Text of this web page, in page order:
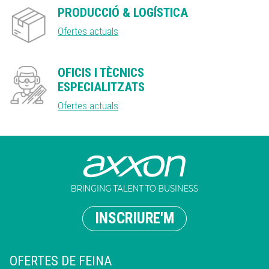
PRODUCCIÓ & LOGÍSTICA
Ofertes actuals
OFICIS I TÈCNICS
ESPECIALITZATS
Ofertes actuals
INSCRIURE'M
OFERTES DE FEINA